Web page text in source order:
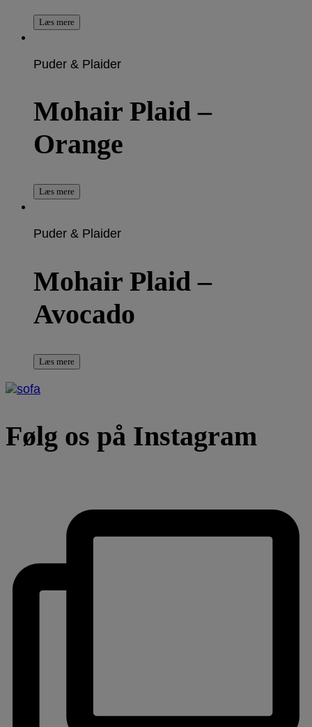
Læs mere
Puder & Plaider
Mohair Plaid –
Orange
Læs mere
Puder & Plaider
Mohair Plaid –
Avocado
Læs mere
Følg os på Instagram